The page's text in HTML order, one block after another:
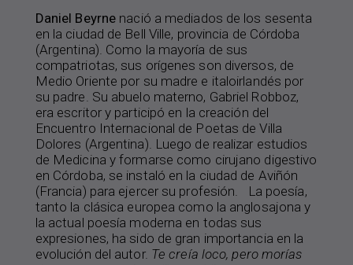
Daniel Beyrne nació a mediados de los sesenta
en la ciudad de Bell Ville, provincia de Córdoba
(Argentina). Como la mayoría de sus
compatriotas, sus orígenes son diversos, de
Medio Oriente por su madre e italoirlandés por
su padre. Su abuelo materno, Gabriel Robboz,
era escritor y participó en la creación del
Encuentro Internacional de Poetas de Villa
Dolores (Argentina). Luego de realizar estudios
de Medicina y formarse como cirujano digestivo
en Córdoba, se instaló en la ciudad de Aviñón
(Francia) para ejercer su profesión. La poesía,
tanto la clásica europea como la anglosajona y
la actual poesía moderna en todas sus
expresiones, ha sido de gran importancia en la
evolución del autor. Te creía loco, pero morías